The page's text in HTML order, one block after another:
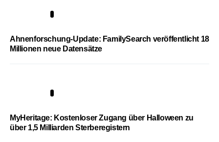
Ahnenforschung-Update: FamilySearch veröffentlicht 18
Millionen neue Datensätze
MyHeritage: Kostenloser Zugang über Halloween zu
über 1,5 Milliarden Sterberegistern